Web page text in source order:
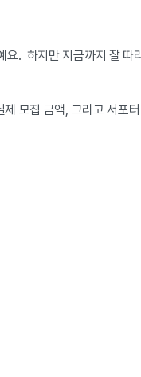
요. 하지만 지금까지 잘 따
모집 금액, 그리고 서포